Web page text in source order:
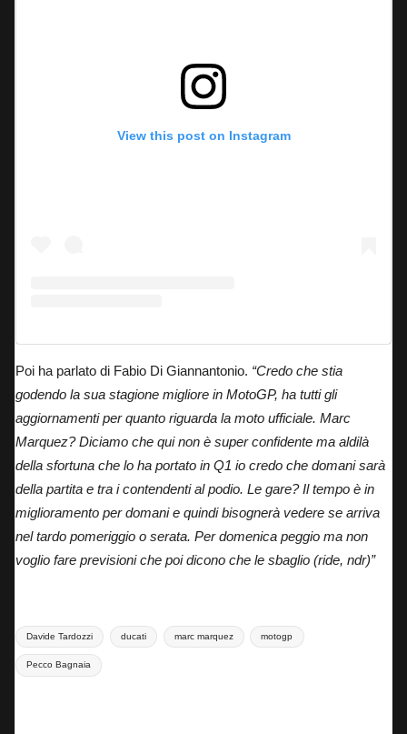
View this post on Instagram
Poi ha parlato di Fabio Di Giannantonio. “Credo che stia
godendo la sua stagione migliore in MotoGP, ha tutti gli
aggiornamenti per quanto riguarda la moto ufficiale. Marc
Marquez? Diciamo che qui non è super confidente ma aldilà
della sfortuna che lo ha portato in Q1 io credo che domani sarà
della partita e tra i contendenti al podio. Le gare? Il tempo è in
miglioramento per domani e quindi bisognerà vedere se arriva
nel tardo pomeriggio o serata. Per domenica peggio ma non
voglio fare previsioni che poi dicono che le sbaglio (ride, ndr)”
Tags:
Davide Tardozzi ducati marc marquez motogp
Pecco Bagnaia